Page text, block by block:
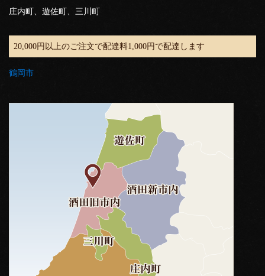
庄内町、遊佐町、三川町
20,000円以上のご注文で配達料1,000円で配達します
鶴岡市